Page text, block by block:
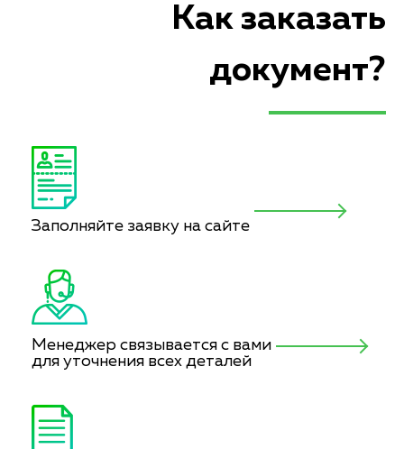
Как заказать
документ?
Заполняйте заявку на сайте
Менеджер связывается с вами
для уточнения всех деталей